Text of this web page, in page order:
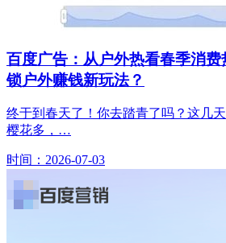
百度广告：从户外热看春季消
锁户外赚钱新玩法？
终于到春天了！你去踏青了吗？这几
樱花多，…
时间：2026-07-03